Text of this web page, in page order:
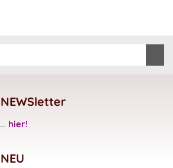
NEWSletter
... hier!
NEU